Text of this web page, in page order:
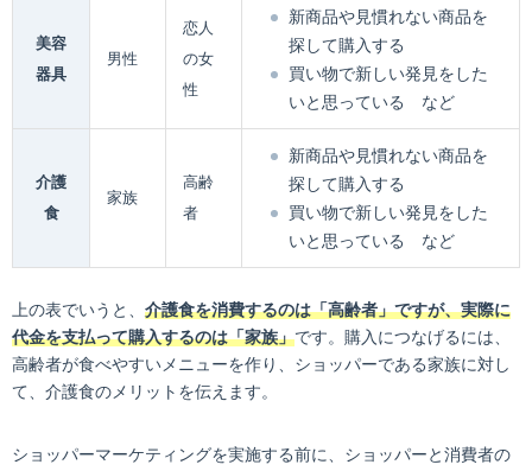
美容
器具
男性
恋人
の女
性
新商品や見慣れない商品を
探して購入する
買い物で新しい発見をした
いと思っている など
介護
食
家族
高齢
者
新商品や見慣れない商品を
探して購入する
買い物で新しい発見をした
いと思っている など
上の表でいうと、 介護食を消費するのは「高齢者」ですが、実際に
代金を支払って購入するのは「家族」です。購入につなげるには、
高齢者が食べやすいメニューを作り、ショッパーである家族に対し
て、介護食のメリットを伝えます。
ショッパーマーケティングを実施する前に、ショッパーと消費者の